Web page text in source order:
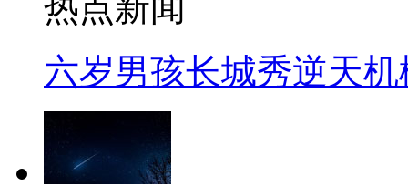
六岁男孩长城秀逆天机